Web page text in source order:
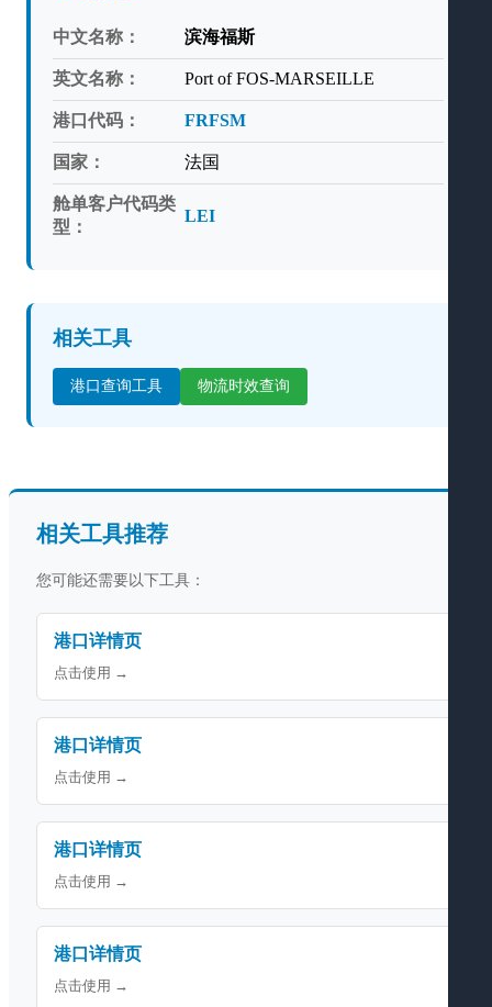
中文名称： 滨海福斯
英文名称： Port of FOS-MARSEILLE
港口代码： FRFSM
国家： 法国
舱单客户代码类
型：
LEI
相关工具
港口查询工具 物流时效查询
相关工具推荐
您可能还需要以下工具：
港口详情页
点击使用 →
港口详情页
点击使用 →
港口详情页
点击使用 →
港口详情页
点击使用 →